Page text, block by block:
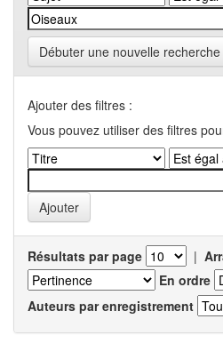
Débuter une nouvelle recherche
Ajouter des filtres :
Vous pouvez utiliser des filtres
Résultats par page |
En ordre
Auteurs par enregistrement